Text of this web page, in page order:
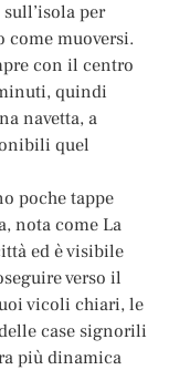
per
come muoversi.
con il centro
quindi
navetta, a
quel
poche tappe
nota come La
ed è visibile
verso il
vicoli chiari, le
case signorili
più dinamica